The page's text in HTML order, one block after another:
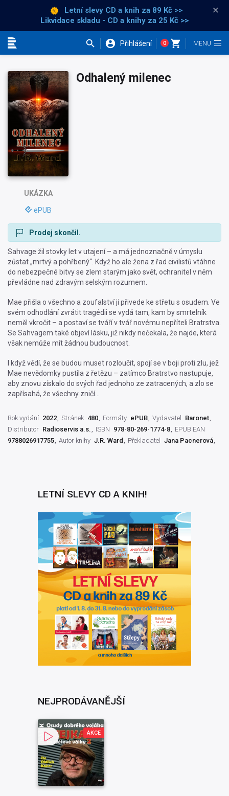
Letní slevy CD a knih za 89 Kč >>
Likvidace skladu - CD a knihy za 25 Kč >>
×
Přihlášení 0
UKÁZKA
ePUB
Odhalený milenec
Sahvage žil stovky let v utajení – a má jednoznačně v úmyslu
zůstat „mrtvý a pohřbený“. Když ho ale žena z řad civilistů vtáhne
do nebezpečné bitvy se zlem starým jako svět, ochranitel v něm
převládne nad zdravým selským rozumem.
Mae přišla o všechno a zoufalství ji přivede ke střetu s osudem. Ve
svém odhodlání zvrátit tragédii se vydá tam, kam by smrtelník
neměl vkročit – a postaví se tváří v tvář novému nepříteli Bratrstva.
Se Sahvagem také objeví lásku, již nikdy nečekala, že najde, která
však nemůže mít žádnou budoucnost.
I když vědí, že se budou muset rozloučit, spojí se v boji proti zlu, jež
Mae nevědomky pustila z řetězu – zatímco Bratrstvo nastupuje,
aby znovu získalo do svých řad jednoho ze zatracených, a zlo se
zapřísahá, že všechny zničí…
Prodej skončil.
Rok vydání 2022 Stránek 480 Formáty ePUB Vydavatel
Baronet
Distributor Radioservis a.s. ISBN 978-80-269-1774-8
EPUB EAN
9788026917755 Autor knihy J.R. Ward Překladatel Jana Pacnerová
LETNÍ SLEVY CD A KNIH!
NEJPRODÁVANĚJŠÍ
AKCE